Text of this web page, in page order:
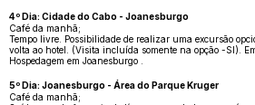
4º Dia: Cidade do Cabo - Joanesburgo
Café da manhã;
Tempo livre. Possibilidade de realizar uma excursão
volta ao hotel. (Visita incluída somente na opção -SI).
Hospedagem em Joanesburgo .
5º Dia: Joanesburgo - Área do Parque Kruger
Café da manhã;